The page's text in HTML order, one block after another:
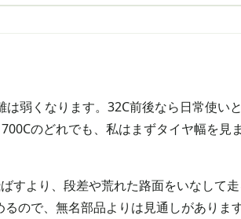
弱くなります。32C前後なら日常使い
のどれでも、私はまずタイヤ幅を見ま
すより、段差や荒れた路面をいなして
ので、無名部品よりは見通しがありま